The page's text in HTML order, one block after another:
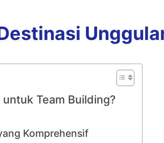
Team Building?
Komprehensif